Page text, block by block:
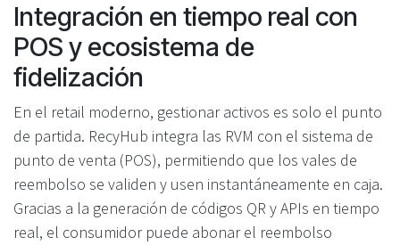
Integración en tiempo real con
POS y ecosistema de
fidelización
En el retail moderno, gestionar activos es solo el punto
de partida. RecyHub integra las RVM con el sistema de
punto de venta (POS), permitiendo que los vales de
reembolso se validen y usen instantáneamente en caja.
Gracias a la generación de códigos QR y APIs en tiempo
real, el consumidor puede abonar el reembolso